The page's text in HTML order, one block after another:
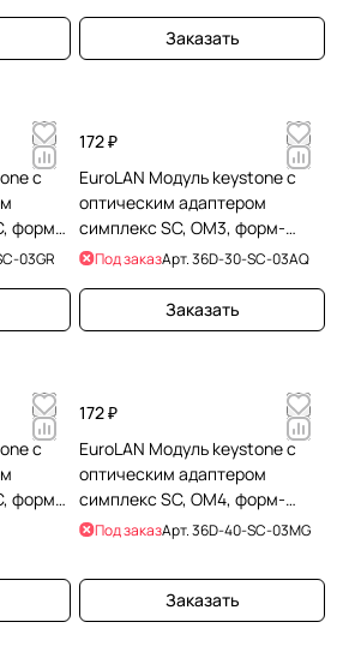
Заказать
с
форм-
03GR
172 ₽
EuroLAN Модуль keystone с
оптическим адаптером
симплекс SC, OM3, форм-
фактор keystone белый,
Под заказАрт.36D-30-SC-03AQ
Заказать
с
форм-
172 ₽
EuroLAN Модуль keystone с
оптическим адаптером
симплекс SC, OM4, форм-
фактор keystone белый,
Под заказАрт.36D-40-SC-03MG
Заказать